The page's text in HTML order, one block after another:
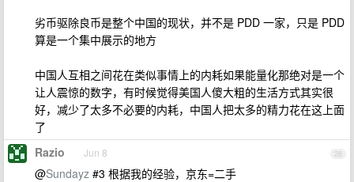
劣币驱除良币是整个中国的现状，并不是 PDD 一家，只是 PDD
算是一个集中展示的地方
中国人互相之间花在类似事情上的内耗如果能量化那绝对是一个
让人震惊的数字，有时候觉得美国人傻大粗的生活方式其实很
好，减少了太多不必要的内耗，中国人把太多的精力花在这上面
了
28
Razio Jun 8
@Sundayz #3 根据我的经验，京东=二手